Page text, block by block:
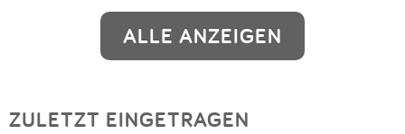
ALLE ANZEIGEN
ZULETZT EINGETRAGEN